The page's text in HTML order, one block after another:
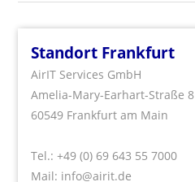
Standort Frankfurt
AirIT Services GmbH
Amelia-Mary-Earhart-Straße 8
60549 Frankfurt am Main
Tel.:+49 (0) 69 643 55 7000
Mail: info@airit.de